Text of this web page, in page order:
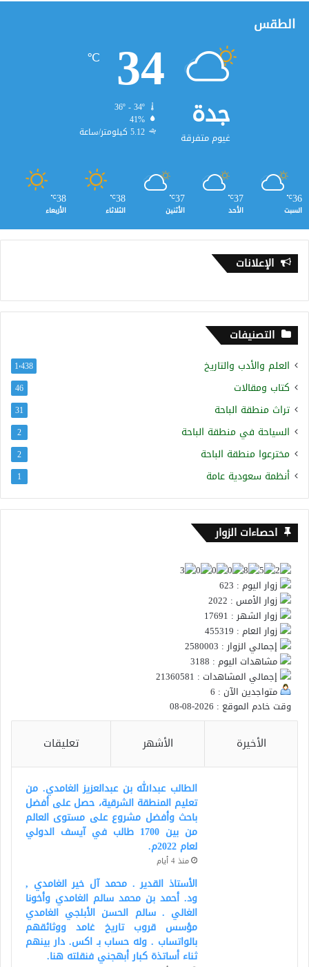
الطقس
جدة
غيوم متفرقة
34
℃
36º - 34º
41%
5.12 كيلومتر/ساعة
36
℃
السبت
37
℃
الأحد
37
℃
الأثنين
38
℃
الثلاثاء
38
℃
الأربعاء
الإعلانات
التصنيفات
العلم والأدب والتاريخ 1٬438
كتاب ومقالات 46
تراث منطقة الباحة 31
السياحة في منطقة الباحة 2
مخترعوا منطقة الباحة 2
أنظمة سعودية عامة 1
احصاءات الزوار
زوار اليوم : 623
زوار الأمس : 2022
زوار الشهر : 17691
زوار العام : 455319
إجمالي الزوار : 2580003
مشاهدات اليوم : 3188
إجمالي المشاهدات : 21360581
متواجدين الآن : 6
وقت خادم الموقع : 2026-08-08
الأخيرة الأشهر تعليقات
الطالب عبدالله بن عبدالعزيز الغامدي. من
تعليم المنطقة الشرقية، حصل على أفضل
باحث وأفضل مشروع على مستوى العالم
من بين 1700 طالب في آيسف الدولي
لعام 2022م.
منذ 4 أيام
الأستاذ القدير . محمد آل خير الغامدي ,
ود. أحمد بن محمد سالم الغامدي وأخونا
الغالي . سالم الحسن الأبلجي الغامدي
مؤسس قروب تاريخ غامد ووثائقهم
بالواتساب . وله حساب بـ اكس. دار بينهم
ثناء أساتذة كبار أبهجني فنقلته هنا.